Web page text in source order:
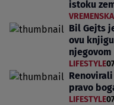
istoku
Bil Gejts
ovu
LIFESTYLE
pravo
LIFESTYLE